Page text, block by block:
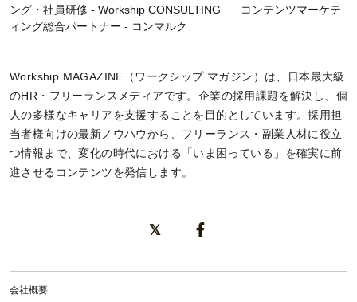
ング・社員研修 - Workship CONSULTING
コンテンツマーケテ
ィング総合パートナー - コンマルク
Workship MAGAZINE（ワークシップ マガジン）は、日本最大級
のHR・フリーランスメディアです。企業の採用課題を解決し、個
人の多様なキャリアを支援することを目的としています。採用担
当者様向けの最新ノウハウから、フリーランス・副業人材に役立
つ情報まで、変化の時代における「いま困っている」を確実に前
進させるコンテンツを発信します。
会社概要